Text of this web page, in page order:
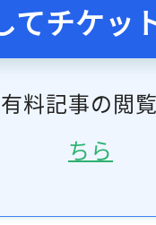
てチケッ
有料記事の閲
ちら